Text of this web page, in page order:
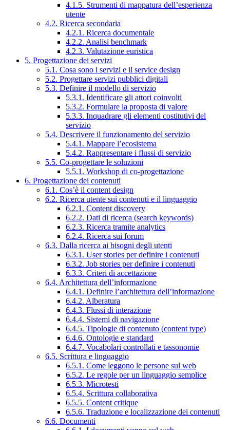
4.1.5. Strumenti di mappatura dell’esperienza
utente
4.2. Ricerca secondaria
4.2.1. Ricerca documentale
4.2.2. Analisi benchmark
4.2.3. Valutazione euristica
5. Progettazione dei servizi
5.1. Cosa sono i servizi e il service design
5.2. Progettare servizi pubblici digitali
5.3. Definire il modello di servizio
5.3.1. Identificare gli attori coinvolti
5.3.2. Formulare la proposta di valore
5.3.3. Inquadrare gli elementi costitutivi del
servizio
5.4. Descrivere il funzionamento del servizio
5.4.1. Mappare l’ecosistema
5.4.2. Rappresentare i flussi di servizio
5.5. Co-progettare le soluzioni
5.5.1. Workshop di co-progettazione
6. Progettazione dei contenuti
6.1. Cos’è il content design
6.2. Ricerca utente sui contenuti e il linguaggio
6.2.1. Content discovery
6.2.2. Dati di ricerca (search keywords)
6.2.3. Ricerca tramite analytics
6.2.4. Ricerca sui forum
6.3. Dalla ricerca ai bisogni degli utenti
6.3.1. User stories per definire i contenuti
6.3.2. Job stories per definire i contenuti
6.3.3. Criteri di accettazione
6.4. Architettura dell’informazione
6.4.1. Definire l’architettura dell’informazione
6.4.2. Alberatura
6.4.3. Flussi di interazione
6.4.4. Sistemi di navigazione
6.4.5. Tipologie di contenuto (content type)
6.4.6. Ontologie e standard
6.4.7. Vocabolari controllati e tassonomie
6.5. Scrittura e linguaggio
6.5.1. Come leggono le persone sul web
6.5.2. Le regole per un linguaggio semplice
6.5.3. Microtesti
6.5.4. Scrittura collaborativa
6.5.5. Content critique
6.5.6. Traduzione e localizzazione dei contenuti
6.6. Documenti